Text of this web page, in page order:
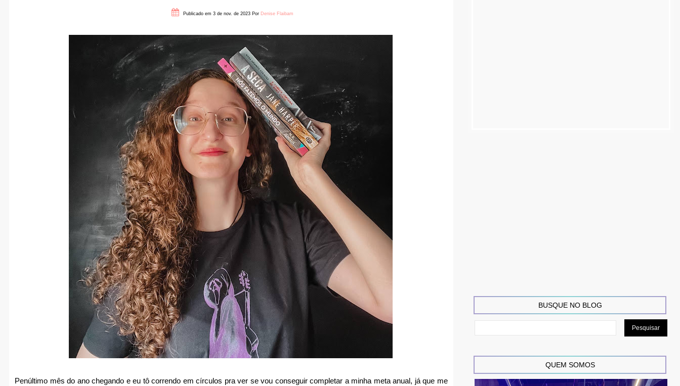
Publicado em 3 de nov. de 2023 Por Denise Flaibam
Penúltimo mês do ano chegando e eu tô correndo em círculos pra ver se vou conseguir completar a minha meta anual, já que me
BUSQUE NO BLOG
QUEM SOMOS